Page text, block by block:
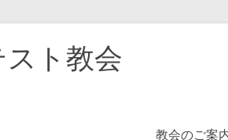
スト教会
教会のご案